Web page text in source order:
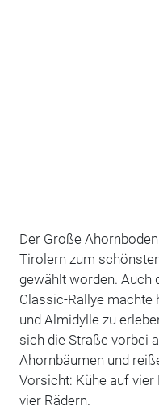
Der Große
Tirolern zum
gewählt worden. Auch
Classic-Rallye machte
und Almidylle zu
sich die Straße vorbei
Ahornbäumen und
Vorsicht: Kühe auf
vier Rädern.